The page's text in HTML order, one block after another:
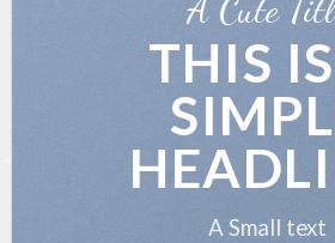
A Cute
THIS
A Small text